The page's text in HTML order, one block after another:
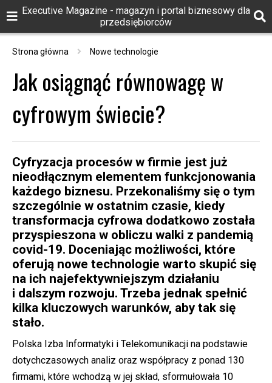
Executive Magazine - magazyn i portal biznesowy dla
przedsiębiorców
Strona główna Nowe technologie
Jak osiągnąć równowagę w
cyfrowym świecie?
Cyfryzacja procesów w firmie jest już
nieodłącznym elementem funkcjonowania
każdego biznesu. Przekonaliśmy się o tym
szczególnie w ostatnim czasie, kiedy
transformacja cyfrowa dodatkowo została
przyspieszona w obliczu walki z pandemią
covid-19. Doceniając możliwości, które
oferują nowe technologie warto skupić się
na ich najefektywniejszym działaniu
i dalszym rozwoju. Trzeba jednak spełnić
kilka kluczowych warunków, aby tak się
stało.
Polska Izba Informatyki i Telekomunikacji na podstawie
dotychczasowych analiz oraz współpracy z ponad 130
firmami, które wchodzą w jej skład, sformułowała 10